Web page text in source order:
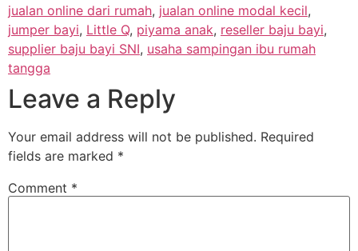
jualan online dari rumah, jualan online modal kecil,
jumper bayi, Little Q, piyama anak, reseller baju bayi,
supplier baju bayi SNI, usaha sampingan ibu rumah
tangga
Leave a Reply
Your email address will not be published. Required
fields are marked *
Comment *